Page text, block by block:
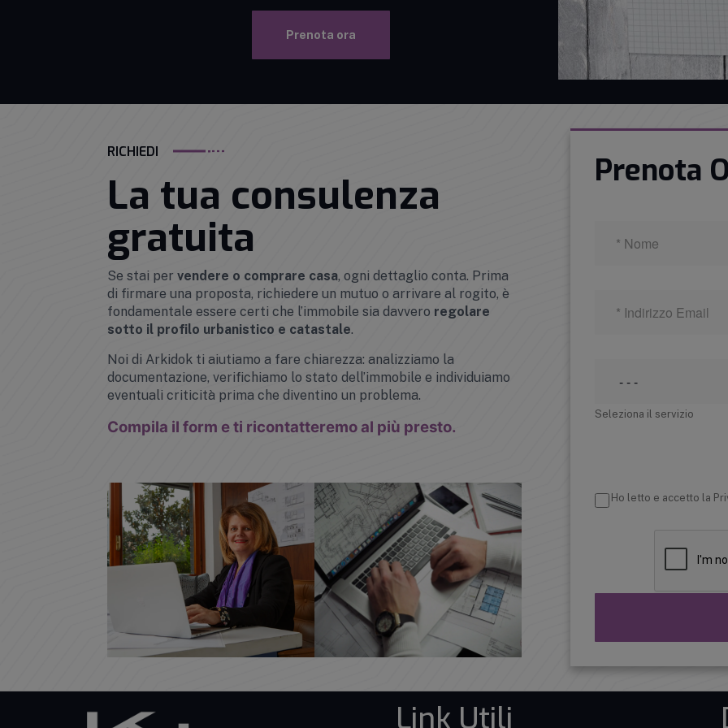
Prenota ora
RICHIEDI
La tua consulenza
gratuita
Se stai per vendere o comprare casa, ogni dettaglio conta. Prima
di firmare una proposta, richiedere un mutuo o arrivare al rogito, è
fondamentale essere certi che l’immobile sia davvero regolare
sotto il profilo urbanistico e catastale.
Noi di Arkidok ti aiutiamo a fare chiarezza: analizziamo la
documentazione, verifichiamo lo stato dell’immobile e individuiamo
eventuali criticità prima che diventino un problema.
Compila il form e ti ricontatteremo al più presto.
Prenota
Seleziona il servizio
Ho letto e accetto la